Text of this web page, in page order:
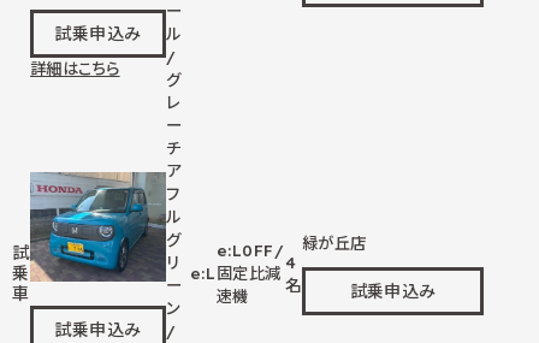
試乗申込み
詳細はこちら
ー
ル
/
グ
レ
ー
試
乗
車
試乗申込み
チ
ア
フ
ル
グ
リ
ー
ン
/
e:L
e:L0FF/
固定比減
速機
4
名
緑が丘店
試乗申込み